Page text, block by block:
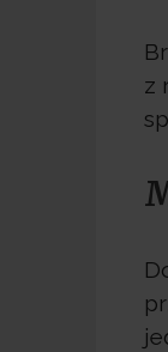
z